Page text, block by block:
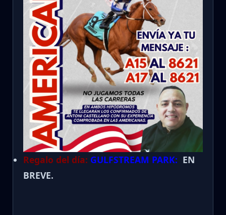
Regalo del día: GULFSTREAM PARK: EN
BREVE.